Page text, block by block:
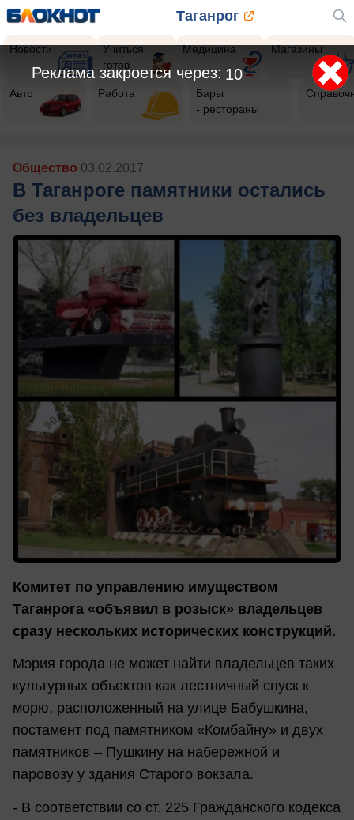
Таганрог
Новости
Учиться
готов
Медицина Магазины
Авто Работа
Бары
- рестораны
Общество 03.02.2017
В Таганроге памятники остались
без владельцев
Комитет по управлению имуществом
Таганрога «объявил в розыск» владельцев
сразу нескольких исторических конструкций.
Мэрия города не может найти владельцев таких
культурных объектов как лестничный спуск к
морю, расположенный на улице Бабушкина,
постамент под памятником «Комбайну» и двух
памятников – Пушкину на набережной и
паровозу у здания Старого вокзала.
- В соответствии со ст. 225 Гражданского кодекса
8
Реклама закроется через: